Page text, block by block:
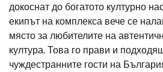
докоснат до богатото културно
екипът на комплекса вече се
място за любителите на
култура. Това го прави и
чуждестранните гости на